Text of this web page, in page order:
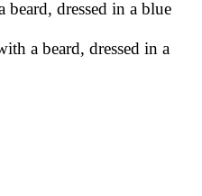
dressed in a blue
a beard, dressed in a